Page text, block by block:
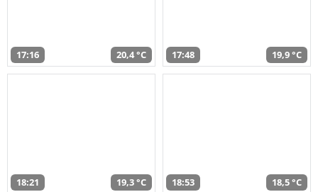
17:16 20,4 °C 17:48 19,9 °C
18:21 19,3 °C 18:53 18,5 °C